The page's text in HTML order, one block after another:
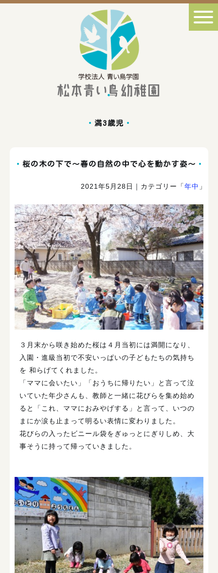
満3歳児
桜の木の下で～春の自然の中で心を動かす姿～
2021年5月28日 ｜カテゴリー「年中 」
３月末から咲き始めた桜は４月当初には満開になり、
入園・進級当初で不安いっぱいの子どもたちの気持ち
を 和らげてくれました。
「ママに会いたい」「おうちに帰りたい」と言って泣
いていた年少さんも、教師と一緒に花びらを集め始め
ると「これ、ママにおみやげする」と言って、いつの
まにか涙も止まって明るい表情に変わりました。
花びらの入ったビニール袋をぎゅっとにぎりしめ、大
事そうに持って帰っていきました。